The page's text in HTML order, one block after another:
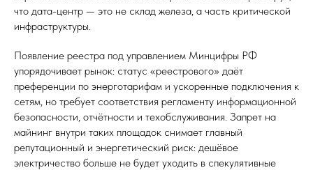
что дата-центр — это не склад железа, а часть критической
инфраструктуры.
Появление реестра под управлением Минцифры РФ
упорядочивает рынок: статус «реестрового» даёт
преференции по энерготарифам и ускоренные подключения к
сетям, но требует соответствия регламенту информационной
безопасности, отчётности и техобслуживания. Запрет на
майнинг внутри таких площадок снимает главный
репутационный и энергетический риск: дешёвое
электричество больше не будет уходить в спекулятивные